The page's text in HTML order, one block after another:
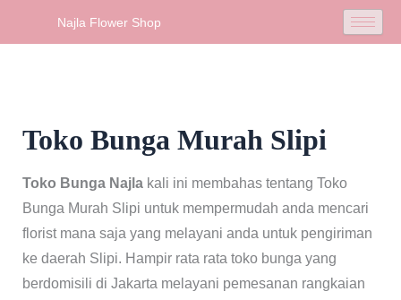
Najla Flower Shop
Toko Bunga Murah Slipi
Toko Bunga Najlakali ini membahas tentang Toko
Bunga Murah Slipi untuk mempermudah anda mencari
florist mana saja yang melayani anda untuk pengiriman
ke daerah Slipi. Hampir rata rata toko bunga yang
berdomisili di Jakarta melayani pemesanan rangkaian